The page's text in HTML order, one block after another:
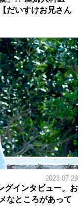
だいすけお兄さん
2023.07.29
グインタビュー。お
なところがあって